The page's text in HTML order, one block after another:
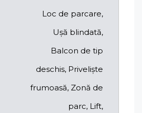
Loc de parcare,
Ușă blindată,
Balcon de tip
deschis, Priveliște
frumoasă, Zonă de
parc, Lift,